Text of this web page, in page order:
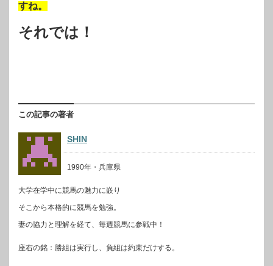
すね。
それでは！
この記事の著者
SHIN
1990年・兵庫県
大学在学中に競馬の魅力に嵌り
そこから本格的に競馬を勉強。
妻の協力と理解を経て、毎週競馬に参戦中！
座右の銘：勝組は実行し、負組は約束だけする。